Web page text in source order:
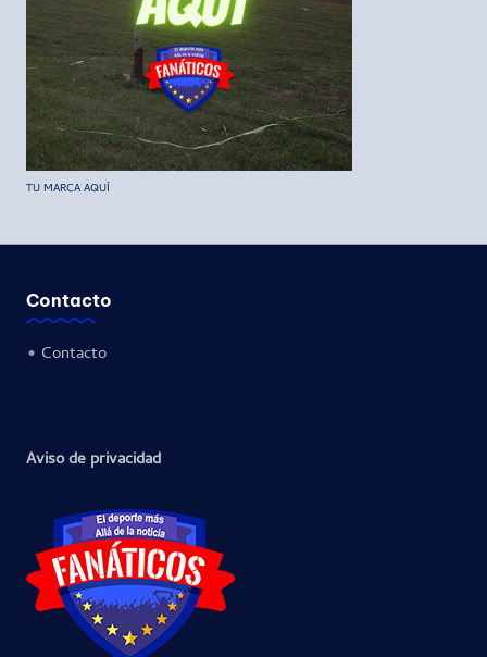
TU MARCA AQUÍ
Contacto
• Contacto
Aviso de privacidad